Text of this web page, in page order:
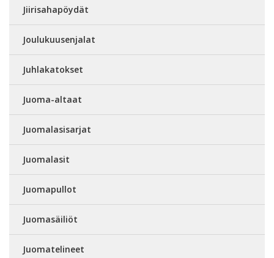
Jiirisahapöydät
Joulukuusenjalat
Juhlakatokset
Juoma-altaat
Juomalasisarjat
Juomalasit
Juomapullot
Juomasäiliöt
Juomatelineet